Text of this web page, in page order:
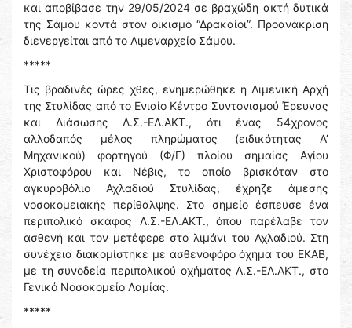
και αποβίβασε την 29/05/2024 σε βραχώδη ακτή δυτικά
της Σάμου κοντά στον οικισμό “Δρακαίοι”. Προανάκριση
διενεργείται από το Λιμεναρχείο Σάμου.
*****
Τις βραδινές ώρες χθες, ενημερώθηκε η Λιμενική Αρχή
της Στυλίδας από το Ενιαίο Κέντρο Συντονισμού Έρευνας
και Διάσωσης Λ.Σ.-ΕΛ.ΑΚΤ., ότι ένας 54χρονος
αλλοδαπός μέλος πληρώματος (ειδικότητας Α’
Μηχανικού) φορτηγού (Φ/Γ) πλοίου σημαίας Αγίου
Χριστοφόρου και Νέβις, το οποίο βρισκόταν στο
αγκυροβόλιο Αχλαδιού Στυλίδας, έχρηζε άμεσης
νοσοκομειακής περίθαλψης. Στο σημείο έσπευσε ένα
περιπολικό σκάφος Λ.Σ.-ΕΛ.ΑΚΤ., όπου παρέλαβε τον
ασθενή και τον μετέφερε στο λιμάνι του Αχλαδιού. Στη
συνέχεια διακομίστηκε με ασθενοφόρο όχημα του ΕΚΑΒ,
με τη συνοδεία περιπολικού οχήματος Λ.Σ.-ΕΛ.ΑΚΤ., στο
Γενικό Νοσοκομείο Λαμίας.
*****